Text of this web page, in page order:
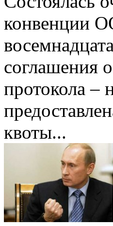
конвенции
соглашения
протокола –
квоты...